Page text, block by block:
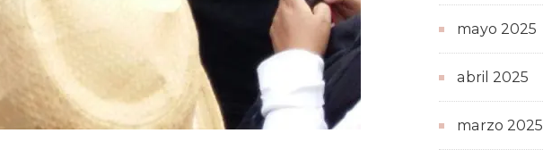
mayo 2025
abril 2025
marzo 2025